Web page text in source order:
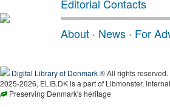
Editorial Contacts
About · News · For
Digital Library of Denmark® All rights reserved.
2025-2026, ELIB.DK is a part of Libmonster,
Preserving Denmark's heritage